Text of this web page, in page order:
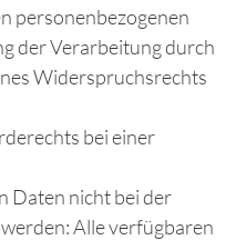
personenbezogenen
der Verarbeitung durch
Widerspruchsrechts
bei einer
Daten nicht bei der
Alle verfügbaren